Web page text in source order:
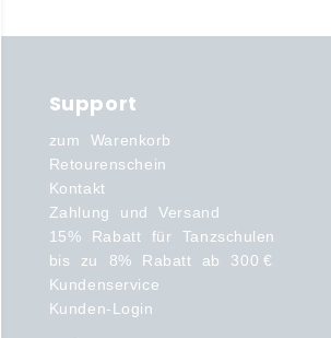
Support
zum Warenkorb
Retourenschein
Kontakt
Zahlung und Versand
15% Rabatt für Tanzschulen
bis zu 8% Rabatt ab 300 €
Kundenservice
Kunden-Login